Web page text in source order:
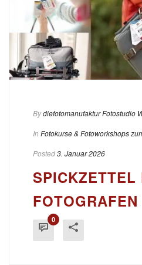
Bydiefotomanufaktur Fotostudio
In Fotokurse & Fotoworkshops
Posted3. Januar 2026
SPICKZETTEL
FOTOGRAFEN
0